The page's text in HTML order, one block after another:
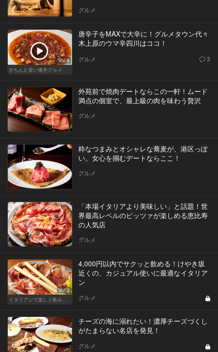
グルメ
Vol.6
きちんと旨い激辛グルメ
唐辛子をMAXで大辛に！グルメタウン代々
木上原のウマ辛四川はココ！
グルメ 3
外苑前で焼肉デートならこの一軒！ムード
満点の個室で、最上級の肉を味わう贅沢
グルメ
粋なつまみとオシャレな蕎麦が、港区っぽ
い。女心を掴むデートならここ！
グルメ
「本場イタリアより美味しい」と話題！世
界最高レベルのピッツァが楽しめる恵比寿
の人気店
グルメ
Vol.2
4,000円以内でサクッと飲める！けやき坂
近くの、カジュアル使いに最適なイタリア
ン
グルメ
チーズの海に溺れたい！濃厚チーズづくし
がたまらない名店を発見！
グルメ